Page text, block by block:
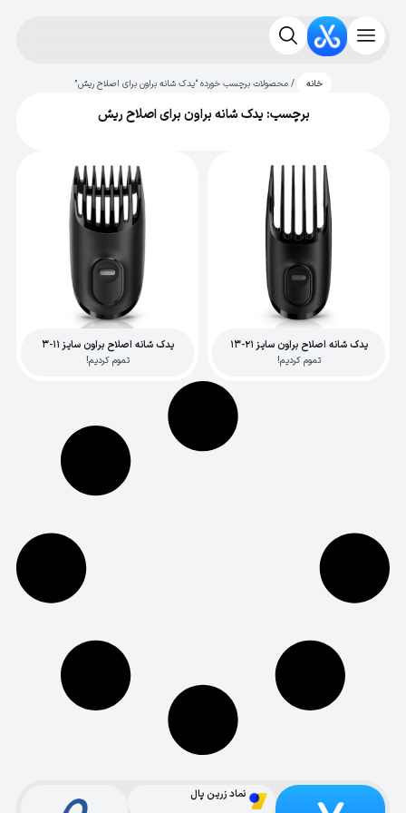
خانه / محصولات برچسب خورده “یدک شانه براون برای اصلاح ریش”
برچسب: یدک شانه براون برای اصلاح ریش
یدک شانه اصلاح براون سایز 21-13
تموم کردیم!
یدک شانه اصلاح براون سایز 11-3
تموم کردیم!
نماد زرین پال